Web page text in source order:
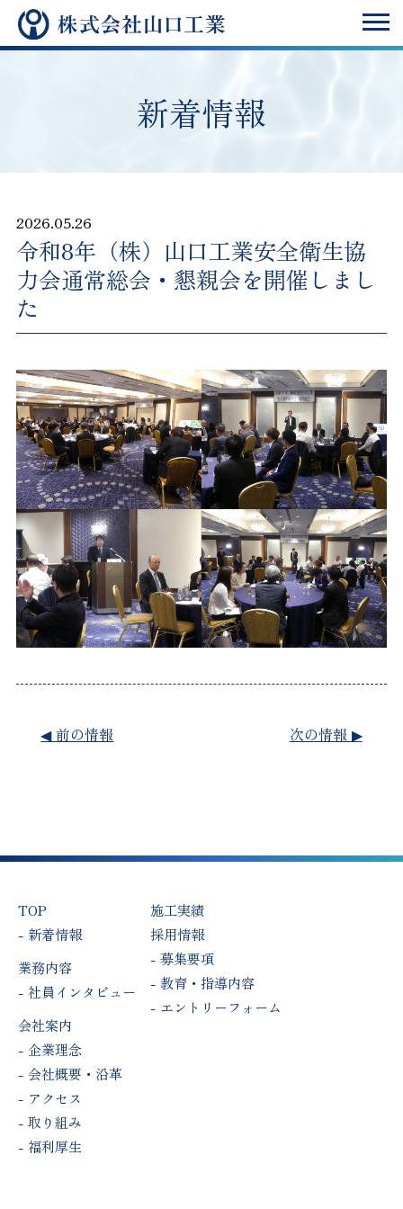
新着情報
2026.05.26
令和8年（株）山口工業安全衛生協
力会通常総会・懇親会を開催しまし
た
◀︎ 前の情報 次の情報 ▶︎
TOP
新着情報
業務内容
社員インタビュー
会社案内
企業理念
会社概要・沿革
アクセス
取り組み
福利厚生
施工実績
採用情報
募集要項
教育・指導内容
エントリーフォーム